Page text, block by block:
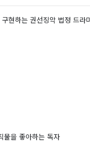
현하는 권선징악 법정 드라
물을 좋아하는 독자